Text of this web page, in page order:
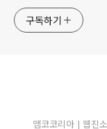
구독하기
앰코코리아| 웹진